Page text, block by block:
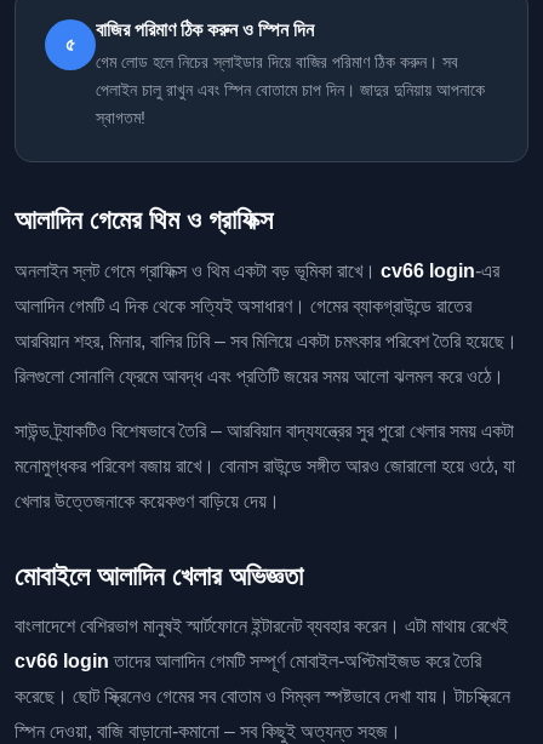
৫
বাজির পরিমাণ ঠিক করুন ও স্পিন দিন
গেম লোড হলে নিচের স্লাইডার দিয়ে বাজির পরিমাণ ঠিক করুন। সব
পেলাইন চালু রাখুন এবং স্পিন বোতামে চাপ দিন। জাদুর দুনিয়ায় আপনাকে
স্বাগতম!
আলাদিন গেমের থিম ও গ্রাফিক্স
অনলাইন স্লট গেমে গ্রাফিক্স ও থিম একটা বড় ভূমিকা রাখে। cv66 login-এর
আলাদিন গেমটি এ দিক থেকে সত্যিই অসাধারণ। গেমের ব্যাকগ্রাউন্ডে রাতের
আরবিয়ান শহর, মিনার, বালির ঢিবি – সব মিলিয়ে একটা চমৎকার পরিবেশ তৈরি হয়েছে।
রিলগুলো সোনালি ফ্রেমে আবদ্ধ এবং প্রতিটি জয়ের সময় আলো ঝলমল করে ওঠে।
সাউন্ড ট্র্যাকটিও বিশেষভাবে তৈরি – আরবিয়ান বাদ্যযন্ত্রের সুর পুরো খেলার সময় একটা
মনোমুগ্ধকর পরিবেশ বজায় রাখে। বোনাস রাউন্ডে সঙ্গীত আরও জোরালো হয়ে ওঠে, যা
খেলার উত্তেজনাকে কয়েকগুণ বাড়িয়ে দেয়।
মোবাইলে আলাদিন খেলার অভিজ্ঞতা
বাংলাদেশে বেশিরভাগ মানুষই স্মার্টফোনে ইন্টারনেট ব্যবহার করেন। এটা মাথায় রেখেই
cv66 login তাদের আলাদিন গেমটি সম্পূর্ণ মোবাইল-অপ্টিমাইজড করে তৈরি
করেছে। ছোট স্ক্রিনেও গেমের সব বোতাম ও সিম্বল স্পষ্টভাবে দেখা যায়। টাচস্ক্রিনে
স্পিন দেওয়া, বাজি বাড়ানো-কমানো – সব কিছুই অত্যন্ত সহজ।